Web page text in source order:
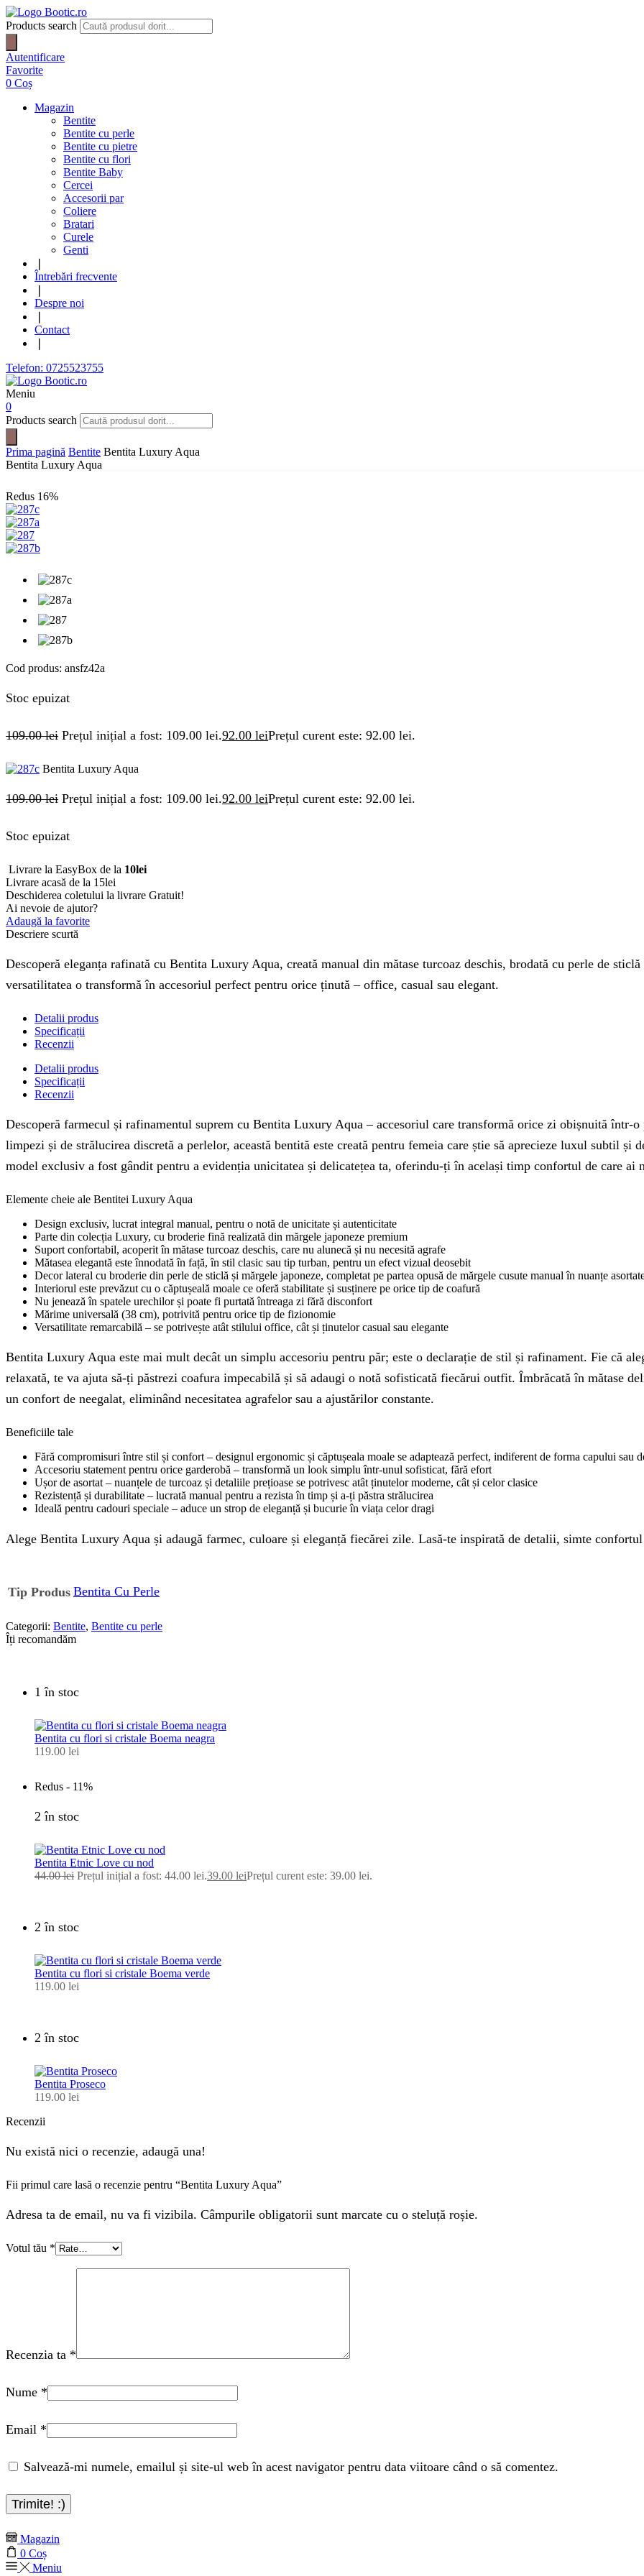
Products search
Autentificare
Favorite
0 Coș
Magazin
Bentite
Bentite cu perle
Bentite cu pietre
Bentite cu flori
Bentite Baby
Cercei
Accesorii par
Coliere
Bratari
Curele
Genti
Întrebări frecvente
Despre noi
Contact
Telefon: 0725523755
Meniu
0
Products search
Prima pagină Bentite Bentita Luxury Aqua
Bentita Luxury Aqua
Redus 16%
Cod produs: ansfz42a
Stoc epuizat
109.00lei Prețul inițial a fost: 109.00 lei.92.00 leiPrețul curent este: 92.00 lei.
Bentita Luxury Aqua
109.00lei Prețul inițial a fost: 109.00 lei.92.00 leiPrețul curent este: 92.00 lei.
Stoc epuizat
Livrare la EasyBox de la 10lei
Livrare acasă de la 15lei
Deschiderea coletului la livrare Gratuit!
Ai nevoie de ajutor?
Adaugă la favorite
Descriere scurtă
Descoperă eleganța rafinată cu Bentita Luxury Aqua, creată manual din mătase turcoaz deschis, brodată cu perle de
versatilitatea o transformă în accesoriul perfect pentru orice ținută – office, casual sau elegant.
Detalii produs
Specificații
Recenzii
Detalii produs
Specificații
Recenzii
Descoperă farmecul și rafinamentul suprem cu Bentita Luxury Aqua – accesoriul care transformă orice zi obișnuită într-
limpezi și de strălucirea discretă a perlelor, această bentită este creată pentru femeia care știe să aprecieze luxul subtil și
model exclusiv a fost gândit pentru a evidenția unicitatea și delicatețea ta, oferindu-ți în același timp confortul de care ai
Elemente cheie ale Bentitei Luxury Aqua
Design exclusiv, lucrat integral manual, pentru o notă de unicitate și autenticitate
Parte din colecția Luxury, cu broderie fină realizată din mărgele japoneze premium
Suport confortabil, acoperit în mătase turcoaz deschis, care nu alunecă și nu necesită agrafe
Mătasea elegantă este înnodată în față, în stil clasic sau tip turban, pentru un efect vizual deosebit
Decor lateral cu broderie din perle de sticlă și mărgele japoneze, completat pe partea opusă de mărgele cusute manual în nuanțe
Interiorul este prevăzut cu o căptușeală moale ce oferă stabilitate și susținere pe orice tip de coafură
Nu jenează în spatele urechilor și poate fi purtată întreaga zi fără disconfort
Mărime universală (38 cm), potrivită pentru orice tip de fizionomie
Versatilitate remarcabilă – se potrivește atât stilului office, cât și ținutelor casual sau elegante
Bentita Luxury Aqua este mai mult decât un simplu accesoriu pentru păr; este o declarație de stil și rafinament. Fie că
relaxată, te va ajuta să-ți păstrezi coafura impecabilă și să adaugi o notă sofisticată fiecărui outfit. Îmbrăcată în mătase
un confort de neegalat, eliminând necesitatea agrafelor sau a ajustărilor constante.
Beneficiile tale
Fără compromisuri între stil și confort – designul ergonomic și căptușeala moale se adaptează perfect, indiferent de forma capului sau
Accesoriu statement pentru orice garderobă – transformă un look simplu într-unul sofisticat, fără efort
Ușor de asortat – nuanțele de turcoaz și detaliile prețioase se potrivesc atât ținutelor moderne, cât și celor clasice
Rezistență și durabilitate – lucrată manual pentru a rezista în timp și a-ți păstra strălucirea
Ideală pentru cadouri speciale – aduce un strop de eleganță și bucurie în viața celor dragi
Alege Bentita Luxury Aqua și adaugă farmec, culoare și eleganță fiecărei zile. Lasă-te inspirată de detalii, simte
Tip Produs Bentita Cu Perle
Categorii: Bentite, Bentite cu perle
Îți recomandăm
1 în stoc
Bentita cu flori si cristale Boema neagra
119.00 lei
Redus - 11%
2 în stoc
Bentita Etnic Love cu nod
44.00lei Prețul inițial a fost: 44.00 lei.39.00 leiPrețul curent este: 39.00 lei.
2 în stoc
Bentita cu flori si cristale Boema verde
119.00 lei
2 în stoc
Bentita Proseco
119.00 lei
Recenzii
Nu există nici o recenzie, adaugă una!
Fii primul care lasă o recenzie pentru “Bentita Luxury Aqua”
Adresa ta de email, nu va fi vizibila. Câmpurile obligatorii sunt marcate cu o steluță roșie.
Votul tău *
Recenzia ta *
Nume *
Email *
Salvează-mi numele, emailul și site-ul web în acest navigator pentru data viitoare când o să comentez.
Magazin
0 Coș
Meniu